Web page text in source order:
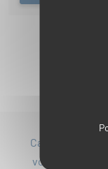
Caddenz peut
votre projet